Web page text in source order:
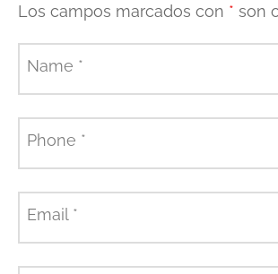
Los campos marcados con * son
Name *
Phone *
Email *